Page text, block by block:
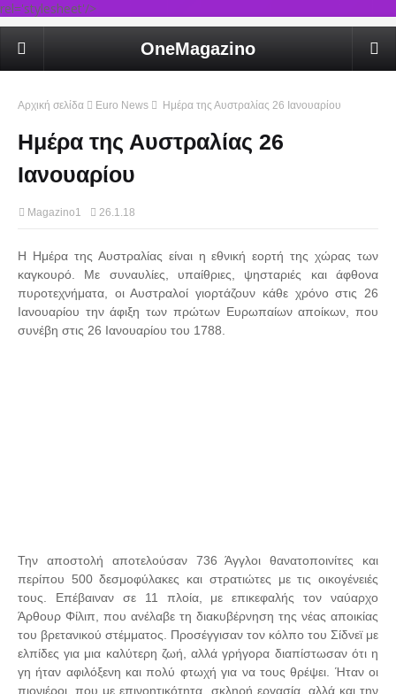
rel='stylesheet'/>
OneMagazino
Αρχική σελίδα Euro News Ημέρα της Αυστραλίας 26 Ιανουαρίου
Ημέρα της Αυστραλίας 26
Ιανουαρίου
Magazino1 26.1.18
Η Ημέρα της Αυστραλίας είναι η εθνική εορτή της χώρας των
καγκουρό. Με συναυλίες, υπαίθριες, ψησταριές και άφθονα
πυροτεχνήματα, οι Αυστραλοί γιορτάζουν κάθε χρόνο στις 26
Ιανουαρίου την άφιξη των πρώτων Ευρωπαίων αποίκων, που
συνέβη στις 26 Ιανουαρίου του 1788.
Την αποστολή αποτελούσαν 736 Άγγλοι θανατοποινίτες και
περίπου 500 δεσμοφύλακες και στρατιώτες με τις οικογένειές
τους. Επέβαιναν σε 11 πλοία, με επικεφαλής τον ναύαρχο
Άρθουρ Φίλιπ, που ανέλαβε τη διακυβέρνηση της νέας αποικίας
του βρετανικού στέμματος. Προσέγγισαν τον κόλπο του Σίδνεϊ με
ελπίδες για μια καλύτερη ζωή, αλλά γρήγορα διαπίστωσαν ότι η
γη ήταν αφιλόξενη και πολύ φτωχή για να τους θρέψει. Ήταν οι
πιονιέροι, που με επινοητικότητα, σκληρή εργασία, αλλά και την